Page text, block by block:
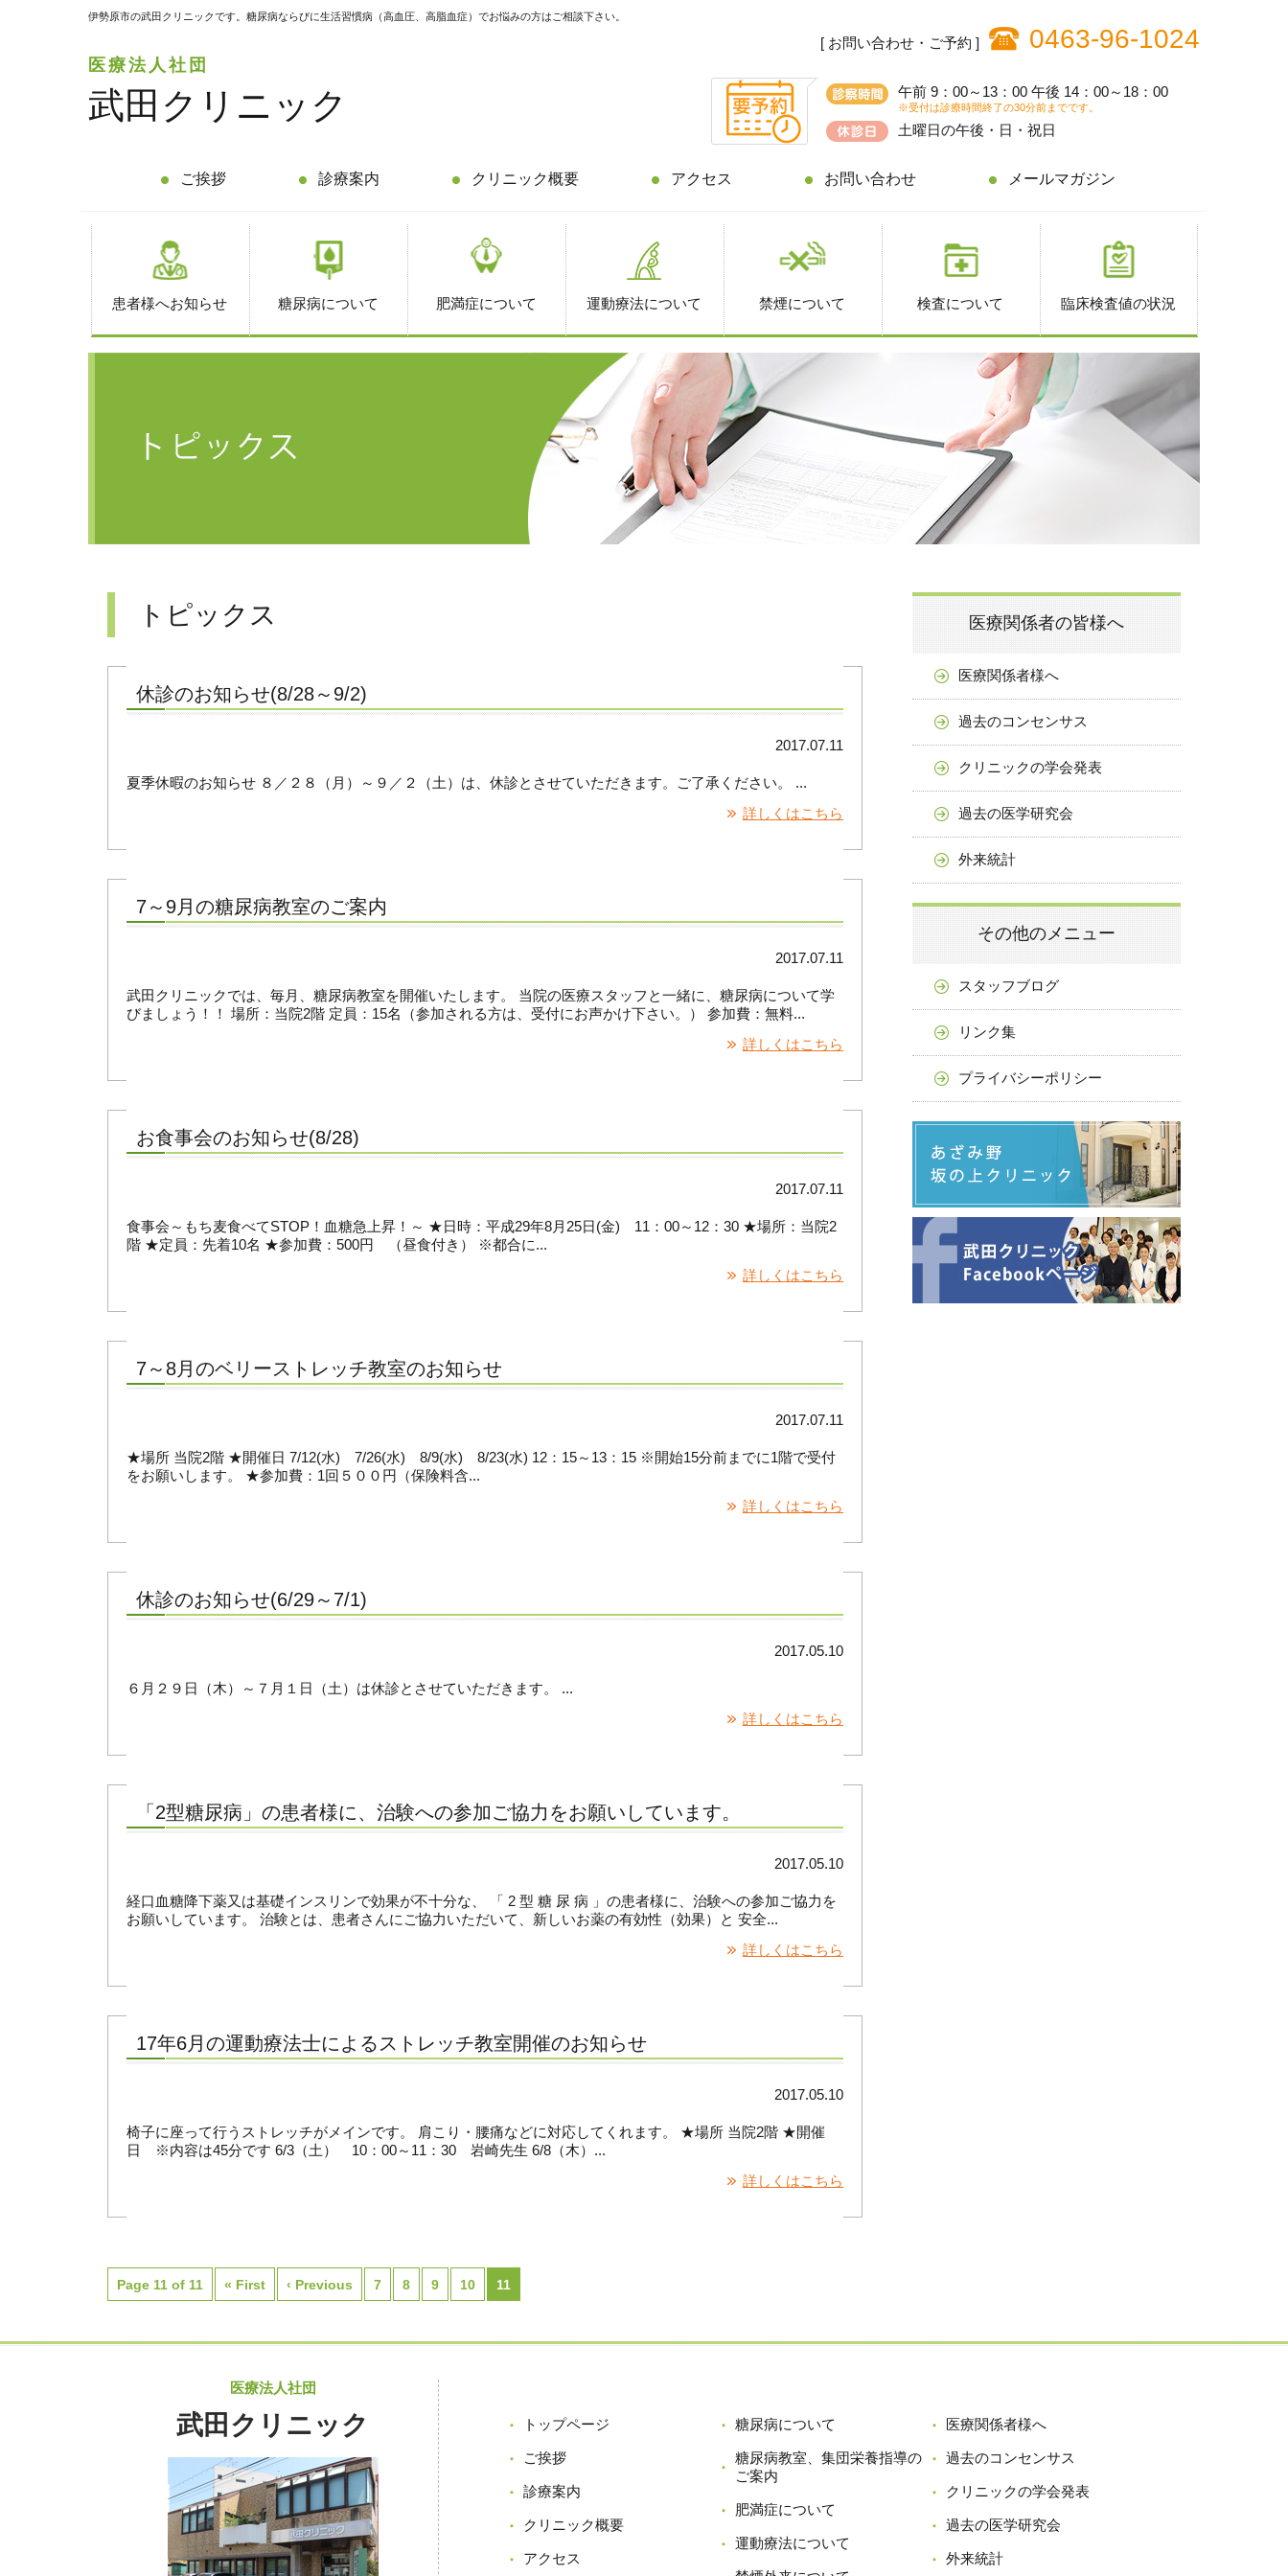
伊勢原市の武田クリニックです。糖尿病ならびに生活習慣病（高血圧、高脂血症）でお悩みの方はご相談下さい。
医療法人社団
武田クリニック
[ お問い合わせ・ご予約 ] 0463-96-1024
午前 9：00～13：00 午後 14：00～18：00
※受付は診療時間終了の30分前までです。
土曜日の午後・日・祝日
ご挨拶 診療案内 クリニック概要 アクセス お問い合わせ メールマガジン
患者様へお知らせ 糖尿病について 肥満症について 運動療法について 禁煙について 検査について 臨床検査値の状況
トピックス
休診のお知らせ(8/28～9/2)
2017.07.11
夏季休暇のお知らせ ８／２８（月）～９／２（土）は、休診とさせていただきます。ご了承ください。 ...
詳しくはこちら
7～9月の糖尿病教室のご案内
2017.07.11
武田クリニックでは、毎月、糖尿病教室を開催いたします。 当院の医療スタッフと一緒に、糖尿病について学
びましょう！！ 場所：当院2階 定員：15名（参加される方は、受付にお声かけ下さい。） 参加費：無料...
詳しくはこちら
お食事会のお知らせ(8/28)
2017.07.11
食事会～もち麦食べてSTOP！血糖急上昇！～ ★日時：平成29年8月25日(金) 11：00～12：30 ★場所：当院2
階 ★定員：先着10名 ★参加費：500円 （昼食付き） ※都合に...
詳しくはこちら
7～8月のベリーストレッチ教室のお知らせ
2017.07.11
★場所 当院2階 ★開催日 7/12(水) 7/26(水) 8/9(水) 8/23(水) 12：15～13：15 ※開始15分前までに1階で受付
をお願いします。 ★参加費：1回５００円（保険料含...
詳しくはこちら
休診のお知らせ(6/29～7/1)
2017.05.10
６月２９日（木）～７月１日（土）は休診とさせていただきます。 ...
詳しくはこちら
「2型糖尿病」の患者様に、治験への参加ご協力をお願いしています。
2017.05.10
経口血糖降下薬又は基礎インスリンで効果が不十分な、 「 2 型 糖 尿 病 」の患者様に、治験への参加ご協力を
お願いしています。 治験とは、患者さんにご協力いただいて、新しいお薬の有効性（効果）と 安全...
詳しくはこちら
17年6月の運動療法士によるストレッチ教室開催のお知らせ
2017.05.10
椅子に座って行うストレッチがメインです。 肩こり・腰痛などに対応してくれます。 ★場所 当院2階 ★開催
日 ※内容は45分です 6/3（土） 10：00～11：30 岩崎先生 6/8（木）...
詳しくはこちら
Page 11 of 11 « First ‹ Previous 7 8 9 10 11
医療関係者の皆様へ
医療関係者様へ
過去のコンセンサス
クリニックの学会発表
過去の医学研究会
外来統計
その他のメニュー
スタッフブログ
リンク集
プライバシーポリシー
トップページ
ご挨拶
診療案内
クリニック概要
アクセス
糖尿病について
糖尿病教室、集団栄養指導の
ご案内
肥満症について
運動療法について
医療関係者様へ
過去のコンセンサス
クリニックの学会発表
過去の医学研究会
外来統計
医療法人社団
武田クリニック